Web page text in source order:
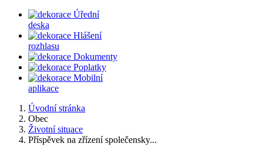
Úřední
deska
Hlášení
rozhlasu
Dokumenty
Poplatky
Mobilní
aplikace
Úvodní stránka
Obec
Životní situace
Příspěvek na zřízení společensky...